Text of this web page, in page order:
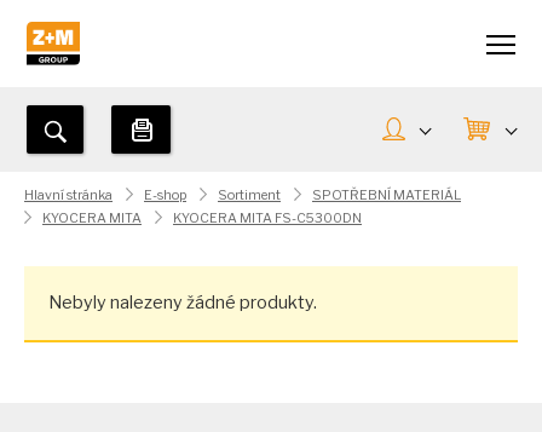
Hlavní stránka E-shop Sortiment
SPOTŘEBNÍ MATERIÁL
KYOCERA MITA
KYOCERA MITA FS-C5300DN
Nebyly nalezeny žádné produkty.